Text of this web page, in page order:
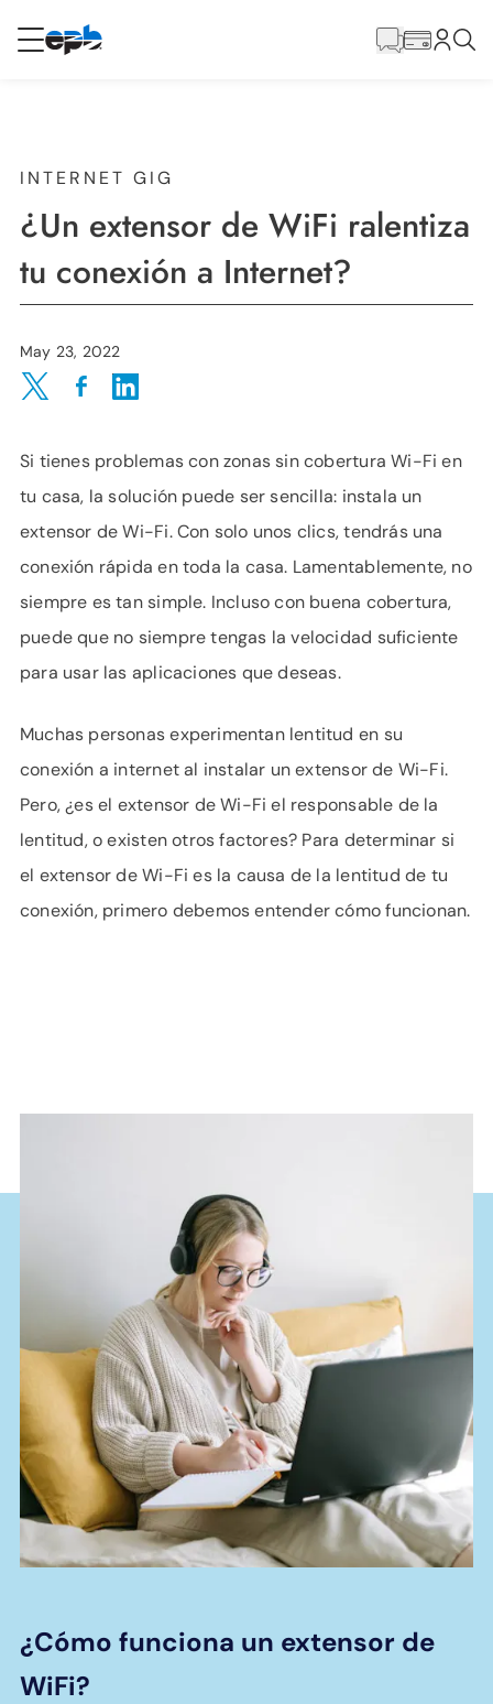
Internet
Energía
Televisión
Teléfono
BLOG
APOYO
IDIOMA
principal
INTERNET GIG
¿Un extensor de WiFi ralentiza
tu conexión a Internet?
May 23, 2022
Share on Twitter
Share on Facebook
Share on LinkedIn
Si tienes problemas con zonas sin cobertura Wi-Fi en
tu casa, la solución puede ser sencilla: instala un
extensor de Wi-Fi. Con solo unos clics, tendrás una
conexión rápida en toda la casa. Lamentablemente, no
siempre es tan simple. Incluso con buena cobertura,
puede que no siempre tengas la velocidad suficiente
para usar las aplicaciones que deseas.
Muchas personas experimentan lentitud en su
conexión a internet al instalar un extensor de Wi-Fi.
Pero, ¿es el extensor de Wi-Fi el responsable de la
lentitud, o existen otros factores? Para determinar si
el extensor de Wi-Fi es la causa de la lentitud de tu
conexión, primero debemos entender cómo funcionan.
¿Cómo funciona un extensor de
WiFi?